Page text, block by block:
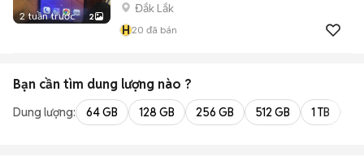
2 tuần trước 2
Đắk Lắk
H20 đã bán
Bạn cần tìm dung lượng nào ?
Dung lượng: 64 GB 128 GB 256 GB 512 GB 1 TB